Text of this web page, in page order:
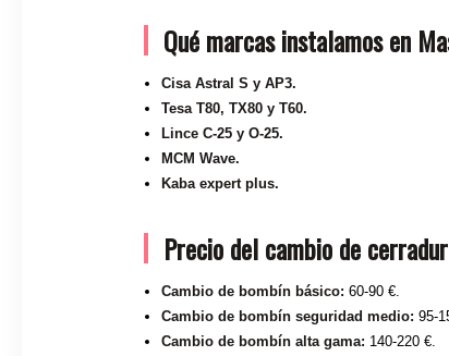
Qué marcas instalamos en
Cisa Astral S y AP3.
Tesa T80, TX80 y T60.
Lince C-25 y O-25.
MCM Wave.
Kaba expert plus.
Precio del cambio de
Cambio de bombín básico: 60-90 €.
Cambio de bombín seguridad medio: 95-
Cambio de bombín alta gama: 140-220 €.